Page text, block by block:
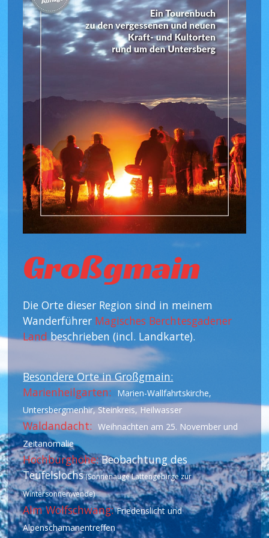
Großgmain
Die Orte dieser Region sind in meinem
Wanderführer Magisches Berchtesgadener
Landbeschrieben (incl. Landkarte).
Besondere Orte in Großgmain:
Marienheilgarten: Marien-Wallfahrtskirche,
Untersbergmenhir, Steinkreis, Heilwasser
Waldandacht:
Weihnachten am 25. November und
Zeitanomalie
Hochburghöhe:Beobachtung des
Teufelslochs(Sonnenauge Lattengebirge zur
Wintersonnenwende)
Alm Wolfschwang: Friedenslicht und
Alpenschamanentreffen